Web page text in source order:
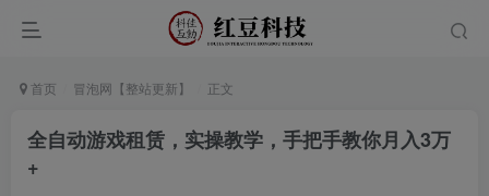
首页 冒泡网【整站更新】 正文
全自动游戏租赁，实操教学，手把手教你月入3万
+